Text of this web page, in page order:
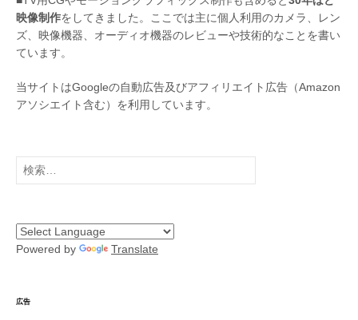
映像制作をしてきました。ここでは主に個人利用のカメラ、レン
ズ、映像機器、オーディオ機器のレビューや技術的なことを書い
ています。
当サイトはGoogleの自動広告及びアフィリエイト広告（Amazon
アソシエイト含む）を利用しています。
検
索:
Powered by Translate
広告